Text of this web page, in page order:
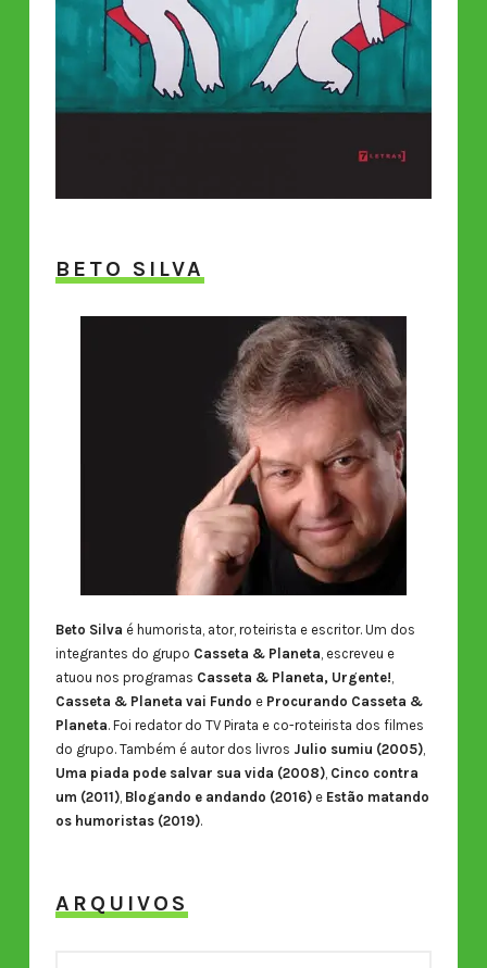
BETO SILVA
Beto Silva é humorista, ator, roteirista e escritor. Um dos
integrantes do grupo Casseta & Planeta, escreveu e
atuou nos programas Casseta & Planeta, Urgente!,
Casseta & Planeta vai Fundo e Procurando Casseta &
Planeta. Foi redator do TV Pirata e co-roteirista dos filmes
do grupo. Também é autor dos livros Julio sumiu (2005),
Uma piada pode salvar sua vida (2008), Cinco contra
um (2011), Blogando e andando (2016)e Estão matando
os humoristas (2019).
ARQUIVOS